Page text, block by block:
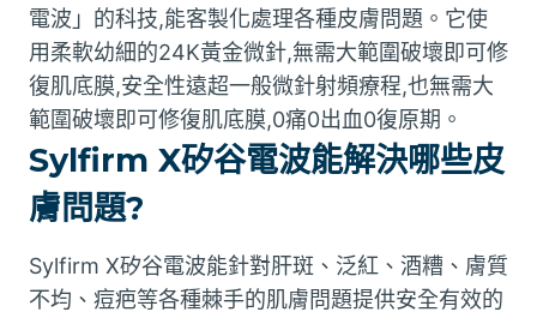
電波」的科技,能客製化處理各種皮膚問題。它使
用柔軟幼細的24K黃金微針,無需大範圍破壞即可修
復肌底膜,安全性遠超一般微針射頻療程,也無需大
範圍破壞即可修復肌底膜,0痛0出血0復原期。
Sylfirm X矽谷電波能解決哪些皮
膚問題?
Sylfirm X矽谷電波能針對肝斑、泛紅、酒糟、膚質
不均、痘疤等各種棘手的肌膚問題提供安全有效的